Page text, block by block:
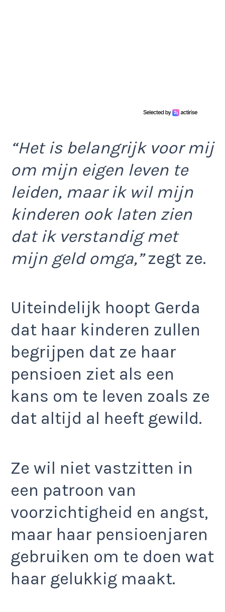
“Het is belangrijk voor mij
om mijn eigen leven te
leiden, maar ik wil mijn
kinderen ook laten zien
dat ik verstandig met
mijn geld omga,”zegt ze.
Uiteindelijk hoopt Gerda
dat haar kinderen zullen
begrijpen dat ze haar
pensioen ziet als een
kans om te leven zoals ze
dat altijd al heeft gewild.
Ze wil niet vastzitten in
een patroon van
voorzichtigheid en angst,
maar haar pensioenjaren
gebruiken om te doen wat
haar gelukkig maakt.